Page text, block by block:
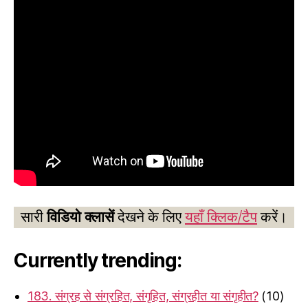
सारीविडियो क्लासेंदेखने के लिएयहाँ क्लिक/टैपकरें।
Currently trending:
183. संग्रह से संग्रहित, संगृहित, संग्रहीत या संगृहीत? (10)